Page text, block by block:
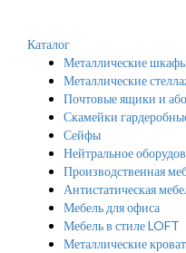
Каталог
Металлические
Металлические
Почтовые ящики и
Скамейки
Сейфы
Нейтральное
Производственная
Антистатическая
Мебель для офиса
Мебель в стиле LOFT
Металлические